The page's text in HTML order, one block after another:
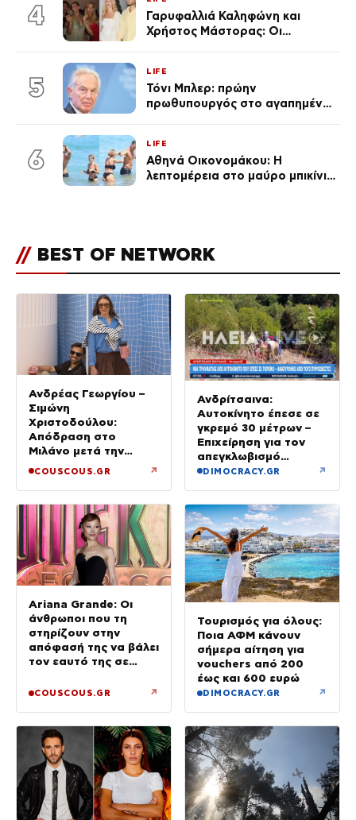
4
Γαρυφαλλιά Καληφώνη και
Χρήστος Μάστορας: Οι
απαρατήρητη
5
LIFE
Τόνι Μπλερ: πρώην
πρωθυπουργός στο αγαπημένο
6
LIFE
Αθηνά Οικονομάκου: Η
λεπτομέρεια στο μαύρο μπικίνι
// BEST OF NETWORK
Ανδρέας Γεωργίου –
Σιμώνη
Χριστοδούλου:
Απόδραση στο
Μιλάνο μετά την
COUSCOUS.GR ↗
Ανδρίτσαινα:
Αυτοκίνητο έπεσε σε
γκρεμό 30 μέτρων –
Επιχείρηση για τον
απεγκλωβισμό
32χρονης
DIMOCRACY.GR ↗
Ariana Grande: Οι
άνθρωποι που τη
στηρίζουν στην
απόφασή της να βάλει
τον εαυτό της σε
COUSCOUS.GR ↗
Τουρισμός για όλους:
Ποια ΑΦΜ κάνουν
σήμερα αίτηση για
vouchers από 200
έως και 600 ευρώ
DIMOCRACY.GR ↗